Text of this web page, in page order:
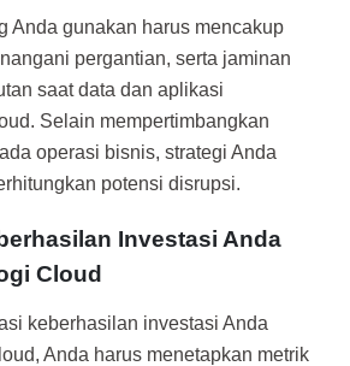
Anda gunakan harus mencakup
pergantian, serta jaminan
saat data dan aplikasi
Selain mempertimbangkan
operasi bisnis, strategi Anda
potensi disrupsi.
Investasi Anda
Cloud
keberhasilan investasi Anda
Anda harus menetapkan metrik